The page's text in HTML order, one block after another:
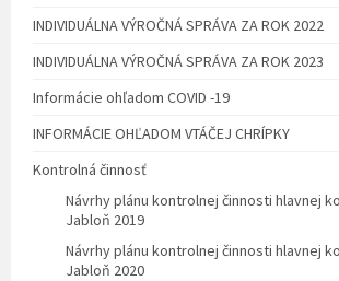
INDIVIDUÁLNA VÝROČNÁ SPRÁVA ZA ROK 2022
INDIVIDUÁLNA VÝROČNÁ SPRÁVA ZA ROK 2023
Informácie ohľadom COVID -19
INFORMÁCIE OHĽADOM VTÁČEJ CHRÍPKY
Kontrolná činnosť
Návrhy plánu kontrolnej činnosti hlavnej
Jabloň 2019
Návrhy plánu kontrolnej činnosti hlavnej
Jabloň 2020